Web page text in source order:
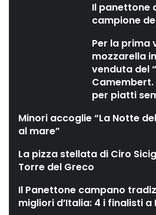
Il panettone
campione
Per la prima
mozzarella
venduta del
Camembert.
per piatti
Minori accoglie “La Notte
al mare”
La pizza stellata di Ciro
Torre del Greco
Il Panettone campano
migliori d’Italia: 4 i finalisti a